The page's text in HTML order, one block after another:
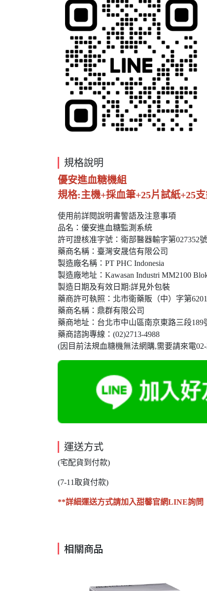
規格說明
優安進血糖機組
規格:主機+採血筆+25片試紙+25
使用前詳閱說明書警語及注意事項
品名：優安進血糖監測系統
許可證核准字號：衛部醫器輸字第027352號
藥商名稱：臺灣安晟信有限公司
製造廠名稱：PT PHC Indonesia
製造廠地址：Kawasan Industri MM2100
製造日期及有效日期:詳見外包裝
藥商許可執照：北市衛藥販（中）字第
藥商名稱：鼎群有限公司
藥商地址：台北市中山區南京東路三段189
藥商諮詢專線：(02)2713-4988​
(因目前法規血糖機無法網購,需要請來電
運送方式
(宅配貨到付款)
(7-11取貨付款)
**詳細運送方式請加入甜馨官網LINE詢問
相關商品